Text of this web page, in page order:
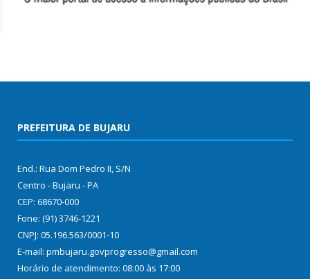
PREFEITURA DE BUJARU
End.: Rua Dom Pedro II, S/N
Centro - Bujaru - PA
CEP: 68670-000
Fone: (91) 3746-1221
CNPJ: 05.196.563/0001-10
E-mail: pmbujaru.govprogresso@gmail.com
Horário de atendimento: 08:00 às 17:00